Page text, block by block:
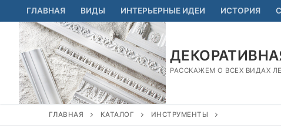
Перейти
к
содержимому
ГЛАВНАЯ ВИДЫ ИНТЕРЬЕРНЫЕ ИДЕИ ИСТОРИЯ
РАССКАЖЕМ О ВСЕХ ВИДАХ
ГЛАВНАЯ КАТАЛОГ ИНСТРУМЕНТЫ